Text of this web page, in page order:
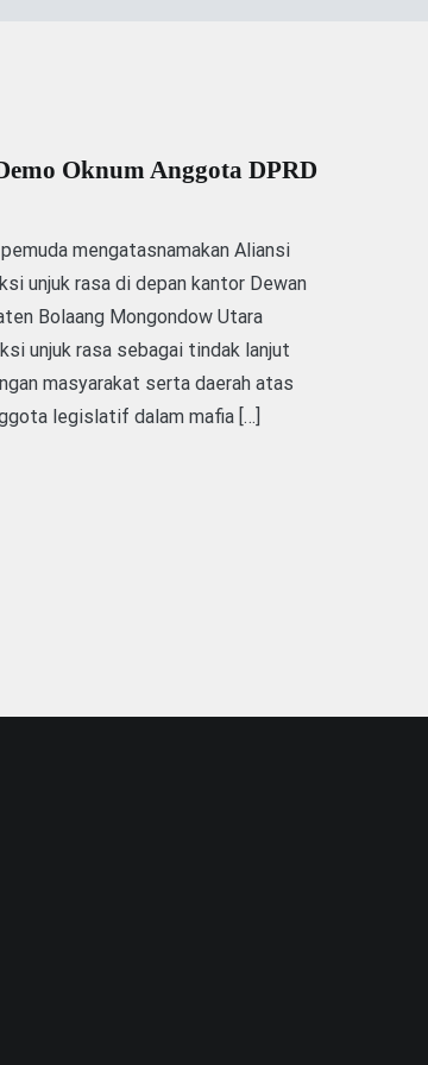
Oknum Anggota DPRD
mengatasnamakan Aliansi
unjuk rasa di depan kantor Dewan
Bolaang Mongondow Utara
unjuk rasa sebagai tindak lanjut
masyarakat serta daerah atas
legislatif dalam mafia […]